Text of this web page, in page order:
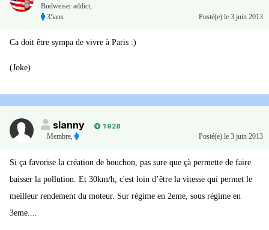
Budweiser addict,
35ans
Posté(e) le 3 juin 2013
Ca doit être sympa de vivre à Paris :)
(Joke)
slanny
1 928
Membre
Posté(e) le 3 juin 2013
Si ça favorise la création de bouchon, pas sure que çà permette de faire
baisser la pollution. Et 30km/h, c'est loin d’être la vitesse qui permet le
meilleur rendement du moteur. Sur régime en 2eme, sous régime en
3eme....